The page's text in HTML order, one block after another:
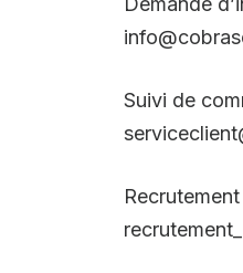
Suivi de
Recrutement